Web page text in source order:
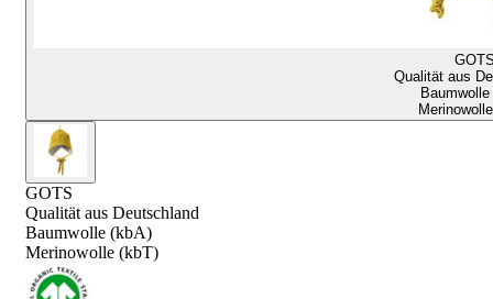
Qualität aus
GOTS
Qualität aus Deutschland
Baumwolle (kbA)
Merinowolle (kbT)